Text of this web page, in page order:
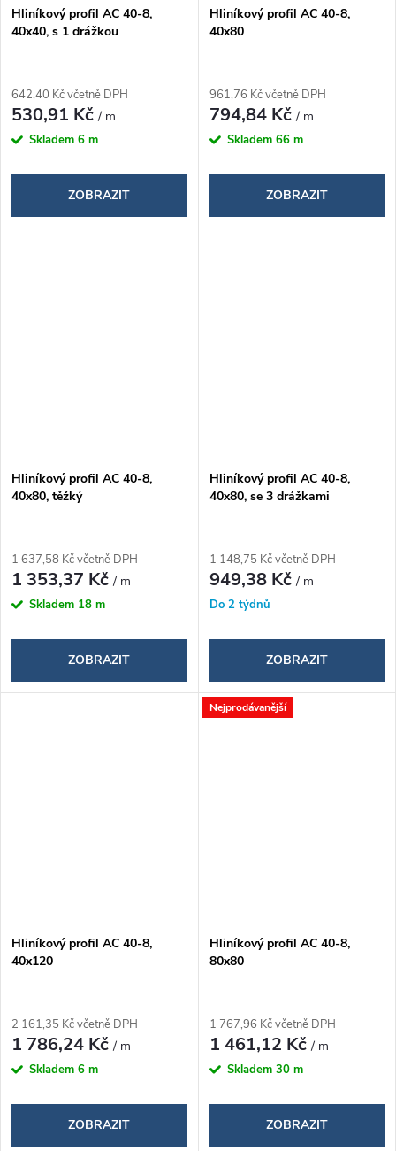
Hliníkový profil AC 40-8,
40x40, s 1 drážkou
642,40 Kč včetně DPH
530,91 Kč/ m
Skladem 6 m
ZOBRAZIT
Hliníkový profil AC 40-8,
40x80
961,76 Kč včetně DPH
794,84 Kč/ m
Skladem 66 m
ZOBRAZIT
Hliníkový profil AC 40-8,
40x80, těžký
1 637,58 Kč včetně DPH
1 353,37 Kč/ m
Skladem 18 m
ZOBRAZIT
Hliníkový profil AC 40-8,
40x80, se 3 drážkami
1 148,75 Kč včetně DPH
949,38 Kč/ m
Do 2 týdnů
ZOBRAZIT
Hliníkový profil AC 40-8,
40x120
2 161,35 Kč včetně DPH
1 786,24 Kč/ m
Skladem 6 m
ZOBRAZIT
Nejprodávanější
Hliníkový profil AC 40-8,
80x80
1 767,96 Kč včetně DPH
1 461,12 Kč/ m
Skladem 30 m
ZOBRAZIT